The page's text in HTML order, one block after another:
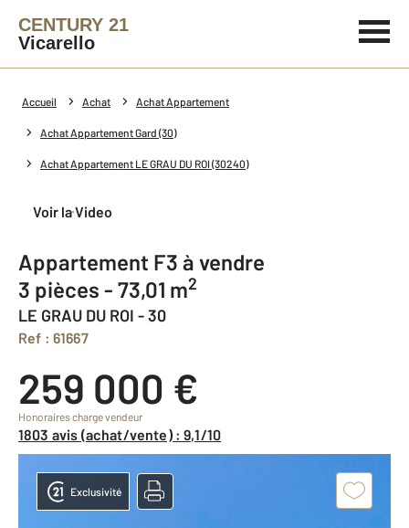
CENTURY 21
Vicarello
Accueil Achat Achat Appartement
Achat Appartement Gard (30)
Achat Appartement LE GRAU DU ROI (30240)
Voir la Video
Appartement F3 à vendre
3 pièces - 73,01 m2
LE GRAU DU ROI - 30
Ref : 61667
259 000 €
Honoraires charge vendeur
1803 avis (achat/vente) : 9,1/10
Exclusivité